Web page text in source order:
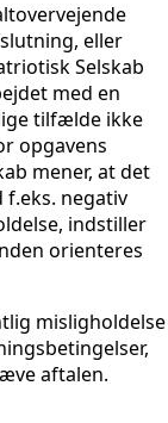
eller
Selskab
med en
tilfælde ikke
opgavens
mener, at det
f.eks. negativ
indstiller
orienteres
misligholdelse
aftalen.